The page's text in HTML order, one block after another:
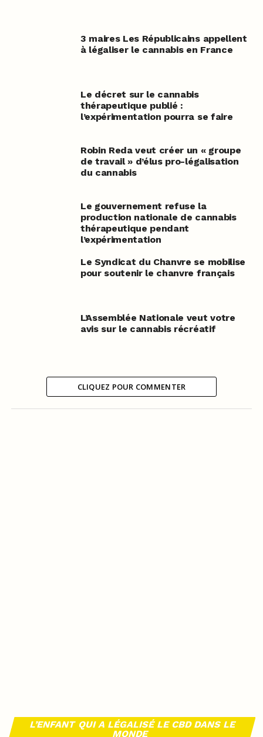
3 maires Les Républicains appellent
à légaliser le cannabis en France
Le décret sur le cannabis
thérapeutique publié :
l’expérimentation pourra se faire
Robin Reda veut créer un « groupe
de travail » d’élus pro-légalisation
du cannabis
Le gouvernement refuse la
production nationale de cannabis
thérapeutique pendant
l’expérimentation
Le Syndicat du Chanvre se mobilise
pour soutenir le chanvre français
L’Assemblée Nationale veut votre
avis sur le cannabis récréatif
CLIQUEZ POUR COMMENTER
L’ENFANT QUI A LÉGALISÉ LE CBD DANS LE
MONDE